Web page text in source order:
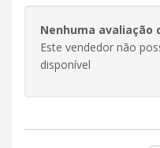
Nenhuma avaliação
Este vendedor não
disponível